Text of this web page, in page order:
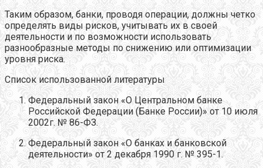
Таким образом, банки, проводя операции, должны четко
определять виды рисков, учитывать их в своей
деятельности и по возможности использовать
разнообразные методы по снижению или оптимизации
уровня риска.
Список использованной литературы
Федеральный закон «О Центральном банке
Российской Федерации (Банке России)» от 10 июля
2002г. № 86-ФЗ.
Федеральный закон «О банках и банковской
деятельности» от 2 декабря 1990 г. № 395-1.